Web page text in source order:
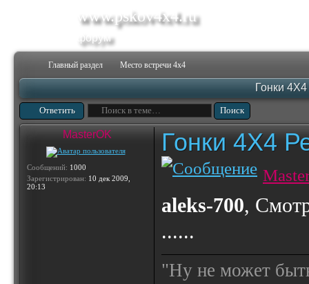
www.pskov4x4.ru
форум
Главный раздел Место встречи 4х4
Гонки
Ответить
MasterOK
Сообщений: 1000
Зарегистрирован: 10 дек 2009,
20:13
Гонки 4Х4
aleks-700,
......
"Ну не может